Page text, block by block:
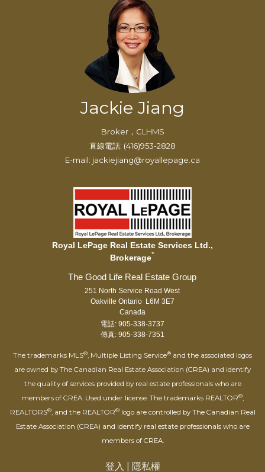
Jackie Jiang
Broker，CLHMS
直線電話: (416)953-2828
E-mail: jackiejiang@royallepage.ca
Royal LePage Real Estate Services Ltd.,
Brokerage*
251 North Service Road West
Oakville Ontario L6M 3E7
Canada
電話: 905-338-3737
傳真: 905-338-7351
The trademarks MLS®, Multiple Listing Service® and the associated logos
are owned by The Canadian Real Estate Association (CREA) and identify
the quality of services provided by real estate professionals who are
members of CREA. Used under license. The trademarks REALTOR®,
REALTORS®, and the REALTOR®logo are controlled by The Canadian Real
Estate Association (CREA) and identify real estate professionals who are
members of CREA.
登入 隱私權